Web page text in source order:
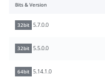
Bits & Version
32bit 5.7.0.0
32bit 5.5.0.0
64bit 5.14.1.0